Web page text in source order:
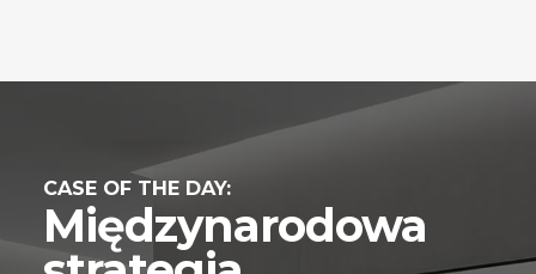
CASE OF THE DAY:
Międzynarodowa